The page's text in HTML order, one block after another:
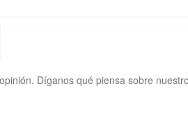
Díganos qué piensa sobre